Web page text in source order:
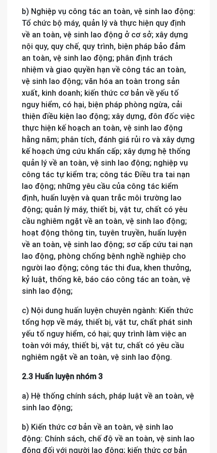
b) Nghiệp vụ công tác an toàn, vệ sinh lao động:
Tổ chức bộ máy, quản lý và thực hiện quy định
về an toàn, vệ sinh lao động ở cơ sở; xây dựng
nội quy, quy chế, quy trình, biện pháp bảo đảm
an toàn, vệ sinh lao động; phân định trách
nhiệm và giao quyền hạn về công tác an toàn,
vệ sinh lao động; văn hóa an toàn trong sản
xuất, kinh doanh; kiến thức cơ bản về yếu tố
nguy hiểm, có hại, biện pháp phòng ngừa, cải
thiện điều kiện lao động; xây dựng, đôn đốc việc
thực hiện kế hoạch an toàn, vệ sinh lao động
hằng năm; phân tích, đánh giá rủi ro và xây dựng
kế hoạch ứng cứu khẩn cấp; xây dựng hệ thống
quản lý về an toàn, vệ sinh lao động; nghiệp vụ
công tác tự kiểm tra; công tác Điều tra tai nạn
lao động; những yêu cầu của công tác kiểm
định, huấn luyện và quan trắc môi trường lao
động; quản lý máy, thiết bị, vật tư, chất có yêu
cầu nghiêm ngặt về an toàn, vệ sinh lao động;
hoạt động thông tin, tuyên truyền, huấn luyện
về an toàn, vệ sinh lao động; sơ cấp cứu tai nạn
lao động, phòng chống bệnh nghề nghiệp cho
người lao động; công tác thi đua, khen thưởng,
kỷ luật, thống kê, báo cáo công tác an toàn, vệ
sinh lao động;
c) Nội dung huấn luyện chuyên ngành: Kiến thức
tổng hợp về máy, thiết bị, vật tư, chất phát sinh
yếu tố nguy hiểm, có hại; quy trình làm việc an
toàn với máy, thiết bị, vật tư, chất có yêu cầu
nghiêm ngặt về an toàn, vệ sinh lao động.
2.3 Huấn luyện nhóm 3
a) Hệ thống chính sách, pháp luật về an toàn, vệ
sinh lao động;
b) Kiến thức cơ bản về an toàn, vệ sinh lao
động: Chính sách, chế độ về an toàn, vệ sinh lao
động đối với người lao động; kiến thức cơ bản